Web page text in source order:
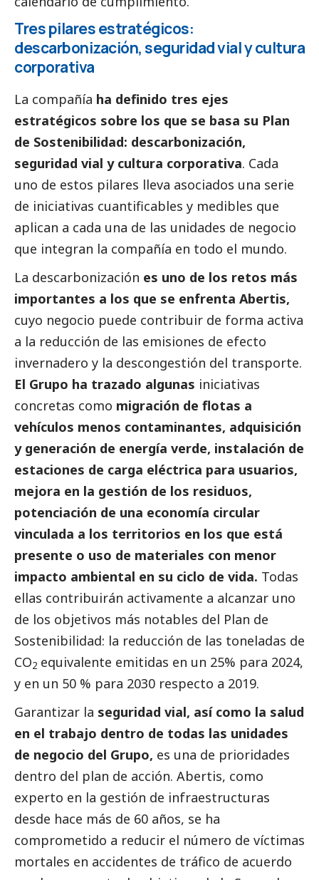
Tres pilares estratégicos:
descarbonización, seguridad vial y cultura
corporativa
La compañía ha definido tres ejes
estratégicos sobre los que se basa su Plan
de Sostenibilidad: descarbonización,
seguridad vial y cultura corporativa. Cada
uno de estos pilares lleva asociados una serie
de iniciativas cuantificables y medibles que
aplican a cada una de las unidades de negocio
que integran la compañía en todo el mundo.
La descarbonización es uno de los retos más
importantes a los que se enfrenta Abertis,
cuyo negocio puede contribuir de forma activa
a la reducción de las emisiones de efecto
invernadero y la descongestión del transporte.
El Grupo ha trazado algunas iniciativas
concretas como migración de flotas a
vehículos menos contaminantes, adquisición
y generación de energía verde, instalación de
estaciones de carga eléctrica para usuarios,
mejora en la gestión de los residuos,
potenciación de una economía circular
vinculada a los territorios en los que está
presente o uso de materiales con menor
impacto ambiental en su ciclo de vida. Todas
ellas contribuirán activamente a alcanzar uno
de los objetivos más notables del Plan de
Sostenibilidad: la reducción de las toneladas de
CO2 equivalente emitidas en un 25% para 2024,
y en un 50 % para 2030 respecto a 2019.
Garantizar la seguridad vial, así como la salud
en el trabajo dentro de todas las unidades
de negocio del Grupo, es una de prioridades
dentro del plan de acción. Abertis, como
experto en la gestión de infraestructuras
desde hace más de 60 años, se ha
comprometido a reducir el número de víctimas
mortales en accidentes de tráfico de acuerdo